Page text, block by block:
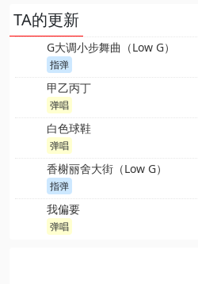
TA的更新
G大调小步舞曲（Low G）
指弹
甲乙丙丁
弹唱
白色球鞋
弹唱
香榭丽舍大街（Low G）
指弹
我偏要
弹唱